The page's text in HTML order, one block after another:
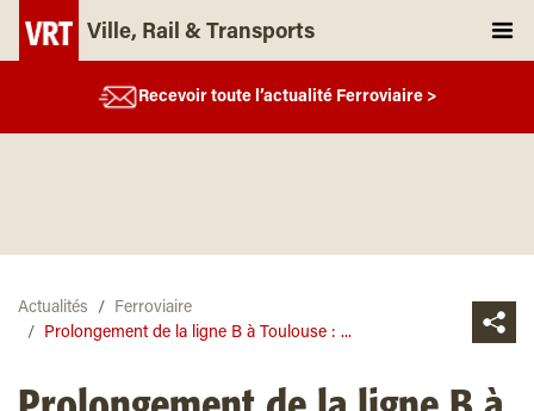
Ville, Rail & Transports
Recevoir toute l’actualité Ferroviaire >
Actualités
Ferroviaire
Prolongement de la ligne B à Toulouse : ...